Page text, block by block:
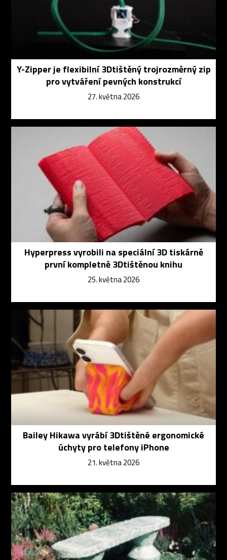
Y-Zipper je flexibilní 3Dtištěný trojrozměrný zip
pro vytváření pevných konstrukcí
27. května 2026
Hyperpress vyrobili na speciální 3D tiskárně
první kompletně 3Dtištěnou knihu
25. května 2026
Bailey Hikawa vyrábí 3Dtištěné ergonomické
úchyty pro telefony iPhone
21. května 2026